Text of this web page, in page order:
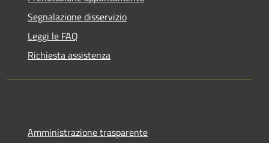
Segnalazione disservizio
Leggi le FAQ
Richiesta assistenza
Amministrazione trasparente